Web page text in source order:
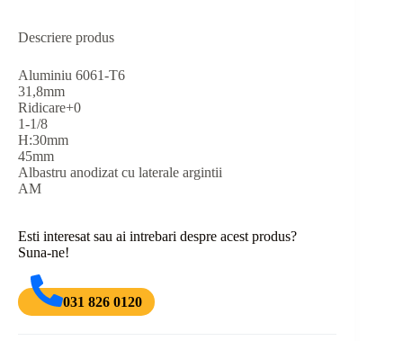
Descriere produs
Aluminiu 6061-T6
31,8mm
Ridicare+0
1-1/8
H:30mm
45mm
Albastru anodizat cu laterale argintii
AM
Esti interesat sau ai intrebari despre acest produs?
Suna-ne!
031 826 0120